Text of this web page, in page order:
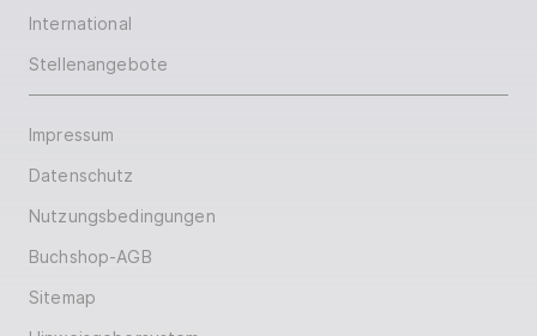
International
Stellenangebote
Impressum
Datenschutz
Nutzungsbedingungen
Buchshop-AGB
Sitemap